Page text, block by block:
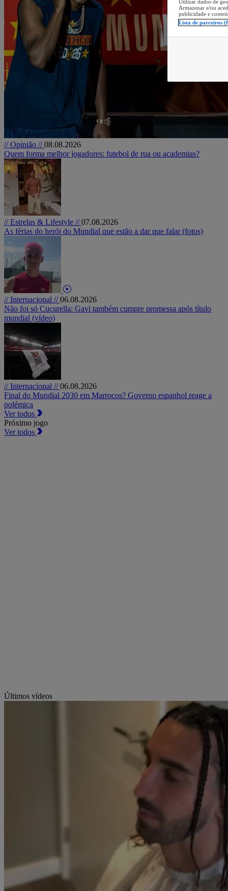
// Opinião //08.08.2026
Quem forma melhor jogadores: futebol de rua ou academias?
// Estrelas & Lifestyle //07.08.2026
As férias do herói do Mundial que estão a dar que falar (fotos)
// Internacional //06.08.2026
Não foi só Cucurella: Gavi também cumpre promessa após título
mundial (vídeo)
// Internacional //06.08.2026
Final do Mundial 2030 em Marrocos? Governo espanhol reage a
polémica
Ver todos
Próximo jogo
Ver todos
Últimos vídeos
Utilizar dados de
Armazenar e/ou
publicidade e
Lista de parceiros